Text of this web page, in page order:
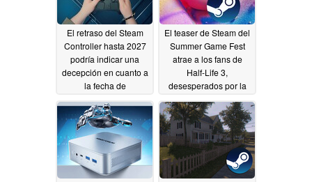
El retraso del Steam
Controller hasta 2027
podría indicar una
decepción en cuanto a
la fecha de
Steam Machine
06/19/2026
El teaser de Steam del
Summer Game Fest
atrae a los fans de
Half-Life 3,
desesperados por la
05/25/2026